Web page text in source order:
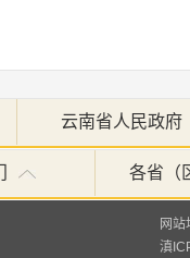
云南省人民政府
各省（
网站
滇